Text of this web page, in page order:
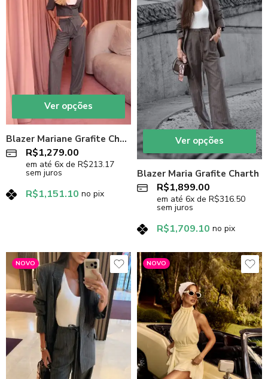
Ver opções
Blazer Mariane Grafite Charth
R$1,279.00
em até 6x de R$213.17
sem juros
R$1,151.10 no pix
Ver opções
Blazer Maria Grafite Charth
R$1,899.00
em até 6x de R$316.50
sem juros
R$1,709.10 no pix
NOVO NOVO